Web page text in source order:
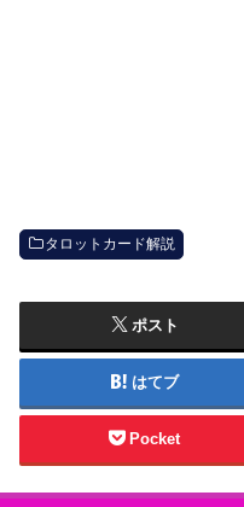
タロットカード解説
ポスト
はてブ
Pocket